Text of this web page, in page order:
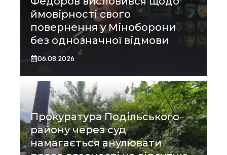
ймовірності свого
повернення у Міноборони
без однозначної відмови
06.08.2026
Прокуратура Подільського
району через суд
намагається анулювати